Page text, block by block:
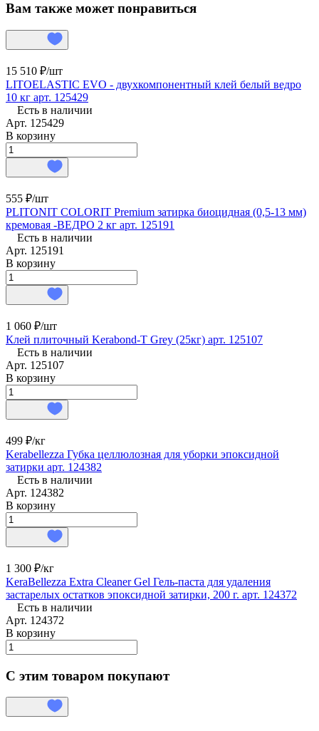
Вам также может понравиться
15 510 ₽/шт
LITOELASTIC EVO - двухкомпонентный клей белый ведро
10 кг арт. 125429
Есть в наличии
Арт. 125429
В корзину
555 ₽/шт
PLITONIT COLORIT Premium затирка биоцидная (0,5-13 мм)
кремовая -ВЕДРО 2 кг арт. 125191
Есть в наличии
Арт. 125191
В корзину
1 060 ₽/шт
Клей плиточный Kerabond-T Grey (25кг) арт. 125107
Есть в наличии
Арт. 125107
В корзину
499 ₽/кг
Kerabellezza Губка целлюлозная для уборки эпоксидной
затирки арт. 124382
Есть в наличии
Арт. 124382
В корзину
1 300 ₽/кг
KeraBellezza Extra Cleaner Gel Гель-паста для удаления
застарелых остатков эпоксидной затирки, 200 г. арт. 124372
Есть в наличии
Арт. 124372
В корзину
С этим товаром покупают